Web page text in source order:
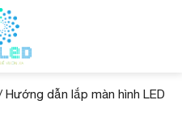
Hướng dẫn lắp màn hình LED